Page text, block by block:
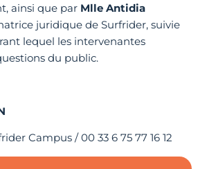
ainsi que par Mlle Antidia
juridique de Surfrider, suivie
lequel les intervenantes
du public.
Campus / 00 33 6 75 77 16 12